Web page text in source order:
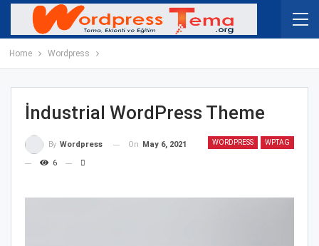
Home Wordpress
İndustrial WordPress Theme
WORDPRESS WPTAG
By Wordpress On May 6, 2021
6